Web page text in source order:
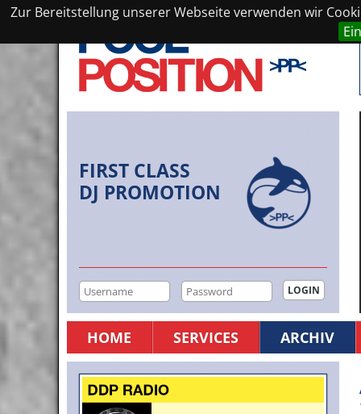
Zur Bereitstellung unserer Webseite verwenden wir
FIRST CLASS
DJ PROMOTION
HOME SERVICES ARCHIV